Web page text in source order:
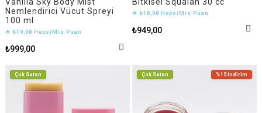
Vanilla Sky Body Mist
Nemlendirici Vücut Spreyi
100 ml
🌟 ₺19,98 HepsiMis Puan
₺999,00
Bitkisel Squalan 30 cc
🌟 ₺18,98 HepsiMis Puan
₺949,00
Çok Satan %15 İndirim
Çok Satan